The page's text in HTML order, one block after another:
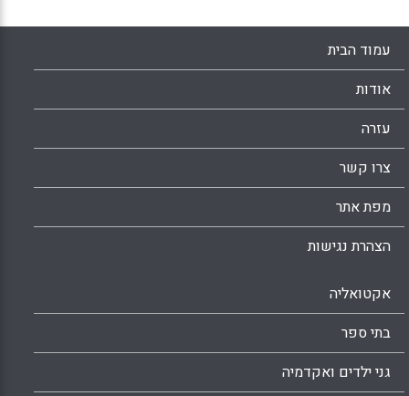
בהבניית זהות הילדים, השפעתו על הבניית הג'נדר
שלהם וכן כיצד מעמד חברתי משפיע על אופן
השימוש היומיומי במחשב הביתי.
WhatsApp
Facebook
Email
X
עמוד הבית
אודות
עזרה
צרו קשר
מפת אתר
הצהרת נגישות
אקטואליה
בתי ספר
גני ילדים ואקדמיה